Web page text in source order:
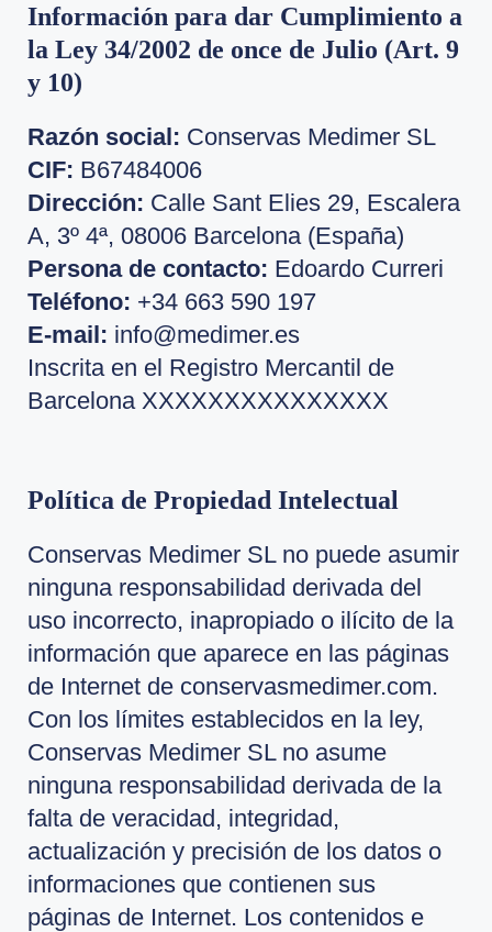
Información para dar Cumplimiento a
la Ley 34/2002 de once de Julio (Art. 9
y 10)
Razón social: Conservas Medimer SL
CIF: B67484006
Dirección: Calle Sant Elies 29, Escalera
A, 3º 4ª, 08006 Barcelona (España)
Persona de contacto: Edoardo Curreri
Teléfono: +34 663 590 197
E-mail: info@medimer.es
Inscrita en el Registro Mercantil de
Barcelona XXXXXXXXXXXXXXX
Política de Propiedad Intelectual
Conservas Medimer SL no puede asumir
ninguna responsabilidad derivada del
uso incorrecto, inapropiado o ilícito de la
información que aparece en las páginas
de Internet de conservasmedimer.com.
Con los límites establecidos en la ley,
Conservas Medimer SL no asume
ninguna responsabilidad derivada de la
falta de veracidad, integridad,
actualización y precisión de los datos o
informaciones que contienen sus
páginas de Internet. Los contenidos e